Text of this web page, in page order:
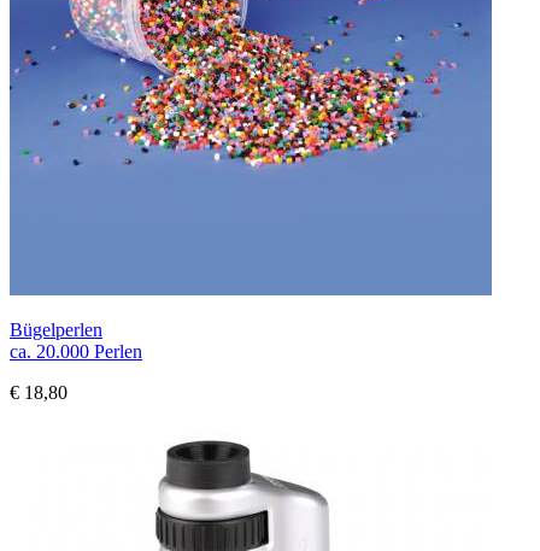
Bügelperlen
ca. 20.000 Perlen
€ 18,80